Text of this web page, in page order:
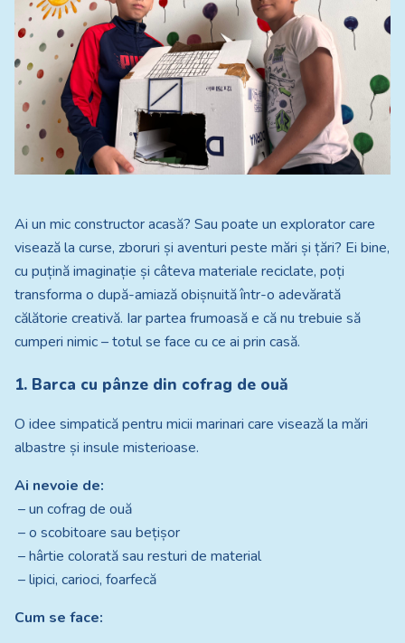
Ai un mic constructor acasă? Sau poate un explorator care
visează la curse, zboruri și aventuri peste mări și țări? Ei bine,
cu puțină imaginație și câteva materiale reciclate, poți
transforma o după-amiază obișnuită într-o adevărată
călătorie creativă. Iar partea frumoasă e că nu trebuie să
cumperi nimic – totul se face cu ce ai prin casă.
1. Barca cu pânze din cofrag de ouă
O idee simpatică pentru micii marinari care visează la mări
albastre și insule misterioase.
Ai nevoie de:
– un cofrag de ouă
– o scobitoare sau bețișor
– hârtie colorată sau resturi de material
– lipici, carioci, foarfecă
Cum se face: